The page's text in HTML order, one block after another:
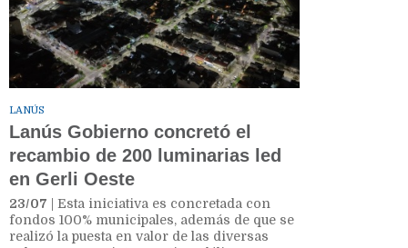
LANÚS
Lanús Gobierno concretó el
recambio de 200 luminarias led
en Gerli Oeste
23/07 | Esta iniciativa es concretada con
fondos 100% municipales, además de que se
realizó la puesta en valor de las diversas